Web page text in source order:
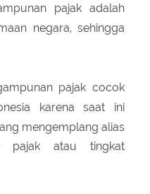
pajak adalah
negara, sehingga
pajak cocok
karena saat ini
mengemplang alias
pajak atau tingkat